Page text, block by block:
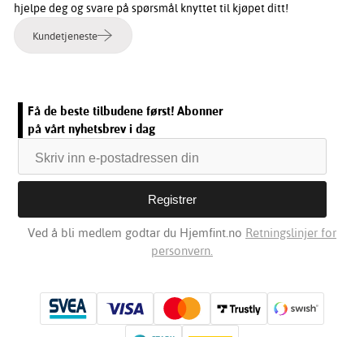
hjelpe deg og svare på spørsmål knyttet til kjøpet ditt!
Kundetjeneste
Få de beste tilbudene først! Abonner
på vårt nyhetsbrev i dag
Ved å bli medlem godtar du Hjemfint.no Retningslinjer for
personvern.